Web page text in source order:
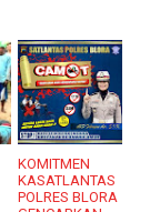
KOMITMEN
KASATLANTAS
POLRES BLORA